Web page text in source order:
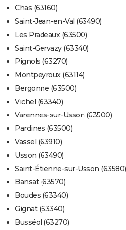
Chas (63160)
Saint-Jean-en-Val (63490)
Les Pradeaux (63500)
Saint-Gervazy (63340)
Pignols (63270)
Montpeyroux (63114)
Bergonne (63500)
Vichel (63340)
Varennes-sur-Usson (63500)
Pardines (63500)
Vassel (63910)
Usson (63490)
Saint-Étienne-sur-Usson (63580)
Bansat (63570)
Boudes (63340)
Gignat (63340)
Busséol (63270)